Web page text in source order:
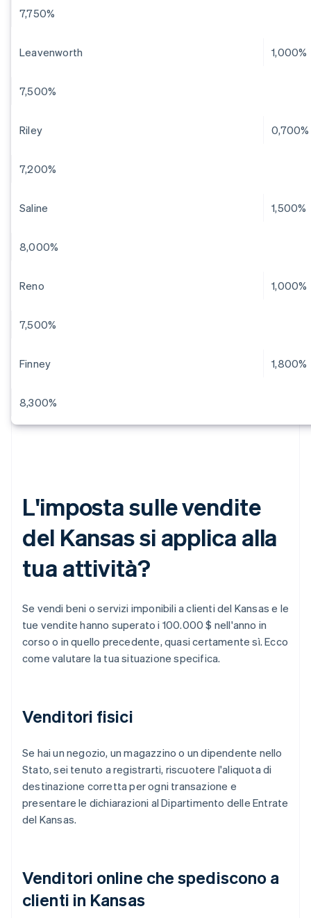
7,750%
Leavenworth 1,000%
7,500%
Riley 0,700%
7,200%
Saline 1,500%
8,000%
Reno 1,000%
7,500%
Finney 1,800%
8,300%
L'imposta sulle vendite
del Kansas si applica alla
tua attività?
Se vendi beni o servizi imponibili a clienti del Kansas e le
tue vendite hanno superato i 100.000 $ nell'anno in
corso o in quello precedente, quasi certamente sì. Ecco
come valutare la tua situazione specifica.
Venditori fisici
Se hai un negozio, un magazzino o un dipendente nello
Stato, sei tenuto a registrarti, riscuotere l'aliquota di
destinazione corretta per ogni transazione e
presentare le dichiarazioni al Dipartimento delle Entrate
del Kansas.
Venditori online che spediscono a
clienti in Kansas